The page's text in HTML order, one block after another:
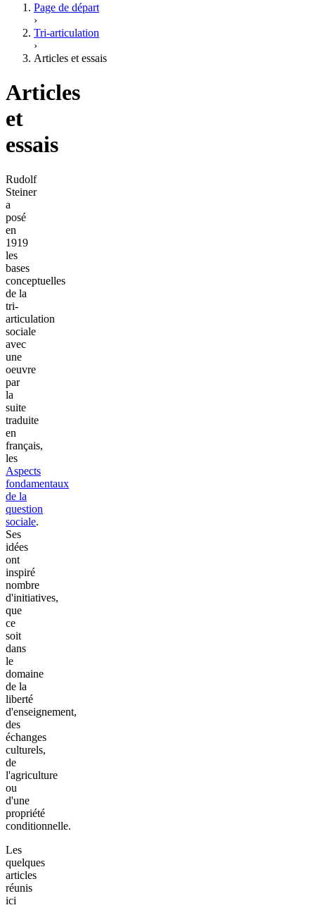
Page de départ
›
Tri-articulation
›
Articles et essais
Articles
et
essais
Rudolf
Steiner
a
posé
en
1919
les
bases
conceptuelles
de la
tri-
articulation
sociale
avec
une
oeuvre
par
la
suite
traduite
en
français,
les
Aspects
fondamentaux
de la
question
sociale.
Ses
idées
ont
inspiré
nombre
d'initiatives,
que
ce
soit
dans
le
domaine
de la
liberté
d'enseignement,
des
échanges
culturels,
de
l'agriculture
ou
d'une
propriété
conditionnelle.
Les
quelques
articles
réunis
ici